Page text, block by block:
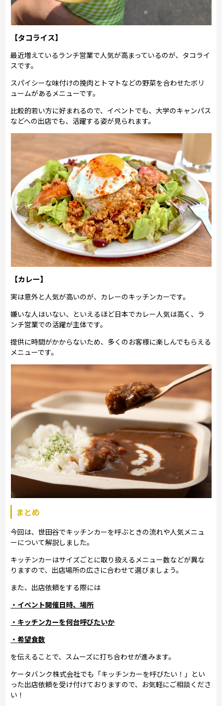
【タコライス】
最近増えているランチ営業で人気が高まっているのが、タコライ
スです。
スパイシーな味付けの挽肉とトマトなどの野菜を合わせたボリ
ュームがあるメニューです。
比較的若い方に好まれるので、イベントでも、大学のキャンパス
などへの出店でも、活躍する姿が見られます。
【カレー】
実は意外と人気が高いのが、カレーのキッチンカーです。
嫌いな人はいない、といえるほど日本でカレー人気は高く、ラ
ンチ営業での活躍が主体です。
提供に時間がかからないため、多くのお客様に楽しんでもらえる
メニューです。
まとめ
今回は、世田谷でキッチンカーを呼ぶときの流れや人気メニュ
ーについて解説しました。
キッチンカーはサイズごとに取り扱えるメニュー数などが異な
りますので、出店場所の広さに合わせて選びましょう。
また、出店依頼をする際には
・イベント開催日時、場所
・キッチンカーを何台呼びたいか
・希望食数
を伝えることで、スムーズに打ち合わせが進みます。
ケータバンク株式会社でも「キッチンカーを呼びたい！」とい
った出店依頼を受け付けておりますので、お気軽にご相談くださ
い！